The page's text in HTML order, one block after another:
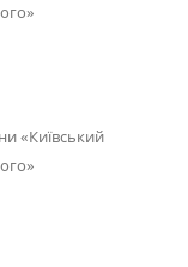
«Київський